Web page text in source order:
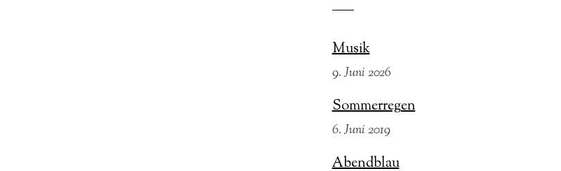
Musik
9. Juni 2026
Sommerregen
6. Juni 2019
Abendblau